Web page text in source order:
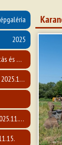
2025
Második adventi gyertyagyújtás és Mikulás-napi műsor - 2025.12.07.
Első adventi gyertyagyújtás - 2025.11.30.
Népviseletes bál Rimócon - 2025.11.22.